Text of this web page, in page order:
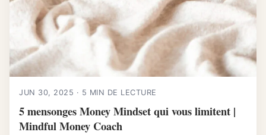
JUN 30, 2025 · 5 MIN DE LECTURE
5 mensonges Money Mindset qui vous limitent |
Mindful Money Coach